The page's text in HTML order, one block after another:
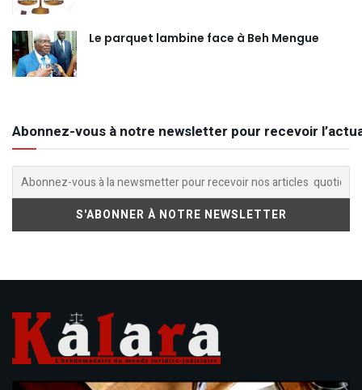
Le parquet lambine face à Beh Mengue
Abonnez-vous à notre newsletter pour recevoir